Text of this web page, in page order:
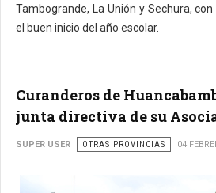
Tambogrande, La Unión y Sechura,
el buen inicio del año escolar.
Curanderos de
junta directiva de su
SUPER USER OTRAS PROVINCIAS 04